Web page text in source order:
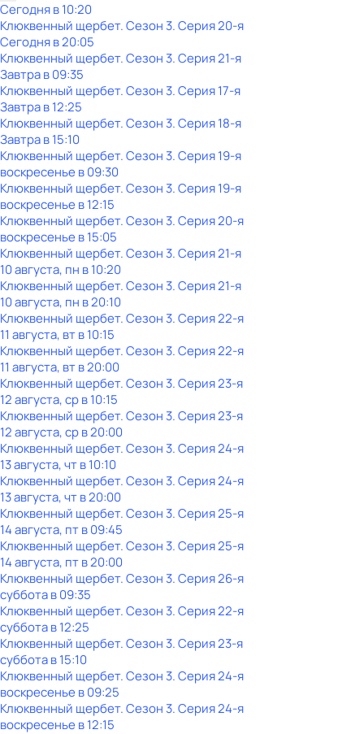
Сегодня в 10:20
Клюквенный щербет. Сезон 3. Серия 20-я
Сегодня в 20:05
Клюквенный щербет. Сезон 3. Серия 21-я
Завтра в 09:35
Клюквенный щербет. Сезон 3. Серия 17-я
Завтра в 12:25
Клюквенный щербет. Сезон 3. Серия 18-я
Завтра в 15:10
Клюквенный щербет. Сезон 3. Серия 19-я
воскресенье в09:30
Клюквенный щербет. Сезон 3. Серия 19-я
воскресенье в12:15
Клюквенный щербет. Сезон 3. Серия 20-я
воскресенье в15:05
Клюквенный щербет. Сезон 3. Серия 21-я
10 августа, пн в 10:20
Клюквенный щербет. Сезон 3. Серия 21-я
10 августа, пн в 20:10
Клюквенный щербет. Сезон 3. Серия 22-я
11 августа, вт в 10:15
Клюквенный щербет. Сезон 3. Серия 22-я
11 августа, вт в 20:00
Клюквенный щербет. Сезон 3. Серия 23-я
12 августа, ср в 10:15
Клюквенный щербет. Сезон 3. Серия 23-я
12 августа, ср в 20:00
Клюквенный щербет. Сезон 3. Серия 24-я
13 августа, чт в 10:10
Клюквенный щербет. Сезон 3. Серия 24-я
13 августа, чт в 20:00
Клюквенный щербет. Сезон 3. Серия 25-я
14 августа, пт в 09:45
Клюквенный щербет. Сезон 3. Серия 25-я
14 августа, пт в 20:00
Клюквенный щербет. Сезон 3. Серия 26-я
субботав09:35
Клюквенный щербет. Сезон 3. Серия 22-я
субботав12:25
Клюквенный щербет. Сезон 3. Серия 23-я
субботав15:10
Клюквенный щербет. Сезон 3. Серия 24-я
воскресенье в09:25
Клюквенный щербет. Сезон 3. Серия 24-я
воскресенье в12:15